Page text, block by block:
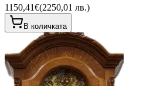
1150,41€(2250,01 лв.)
В количката